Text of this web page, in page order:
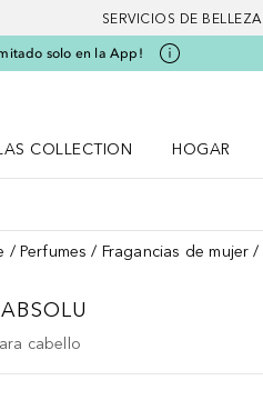
SERVICIOS DE BELLEZA
solo en la App!
Home
COLLECTION
HOGAR
Perfumes Fragancias de mujer
cabello